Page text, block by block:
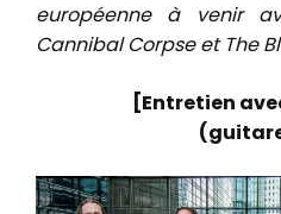
européenne à venir
Cannibal Corpse et The
[Entretien